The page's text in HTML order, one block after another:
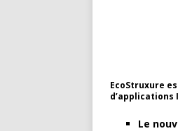
EcoStruxure
Le